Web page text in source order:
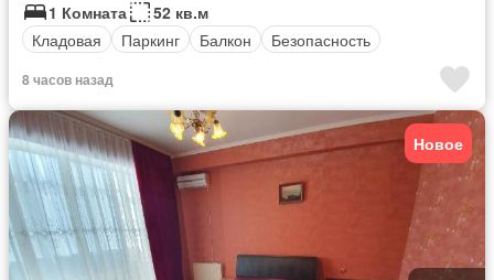
1 Комната
52 кв.м
Кладовая
Паркинг Балкон Безопасность
8 часов назад
Новое